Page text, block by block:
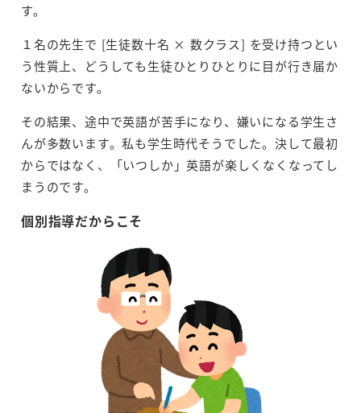
す。
１名の先生で [生徒数十名 × 数クラス] を受け持つとい
う性質上、どうしても生徒ひとりひとりに目が行き届か
ないからです。
その結果、途中で英語が苦手になり、嫌いになる学生さ
んが多数います。私も学生時代そうでした。決して最初
からではなく、「いつしか」英語が楽しくなくなってし
まうのです。
個別指導だからこそ